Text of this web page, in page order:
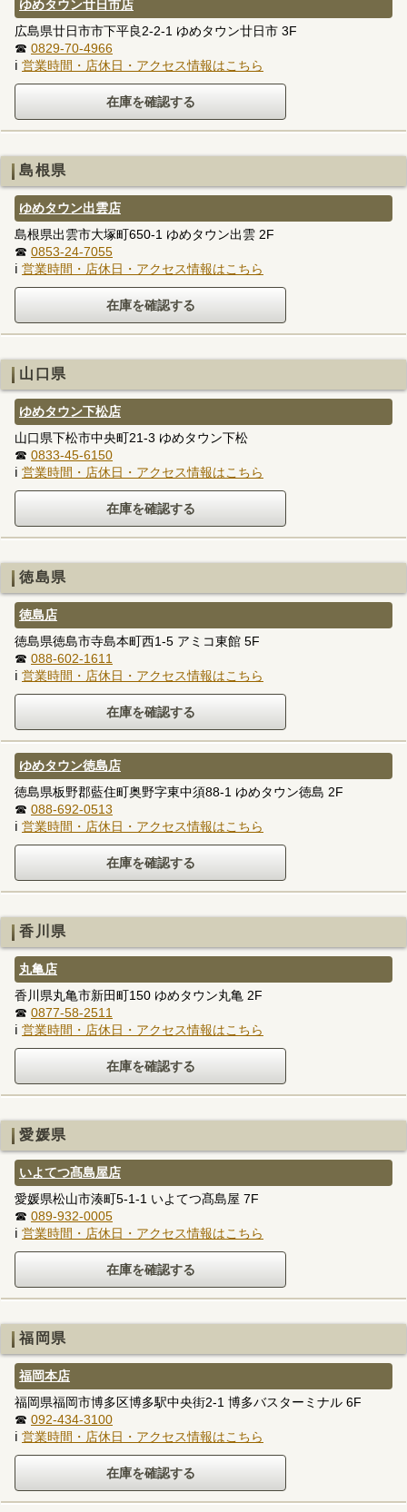
ゆめタウン廿日市店
広島県廿日市市下平良2-2-1 ゆめタウン廿日市 3F
☎ 0829-70-4966
ℹ 営業時間・店休日・アクセス情報はこちら
島根県
ゆめタウン出雲店
島根県出雲市大塚町650-1 ゆめタウン出雲 2F
☎ 0853-24-7055
ℹ 営業時間・店休日・アクセス情報はこちら
山口県
ゆめタウン下松店
山口県下松市中央町21-3 ゆめタウン下松
☎ 0833-45-6150
ℹ 営業時間・店休日・アクセス情報はこちら
徳島県
徳島店
徳島県徳島市寺島本町西1-5 アミコ東館 5F
☎ 088-602-1611
ℹ 営業時間・店休日・アクセス情報はこちら
ゆめタウン徳島店
徳島県板野郡藍住町奥野字東中須88-1 ゆめタウン徳島 2F
☎ 088-692-0513
ℹ 営業時間・店休日・アクセス情報はこちら
香川県
丸亀店
香川県丸亀市新田町150 ゆめタウン丸亀 2F
☎ 0877-58-2511
ℹ 営業時間・店休日・アクセス情報はこちら
愛媛県
いよてつ髙島屋店
愛媛県松山市湊町5-1-1 いよてつ髙島屋 7F
☎ 089-932-0005
ℹ 営業時間・店休日・アクセス情報はこちら
福岡県
福岡本店
福岡県福岡市博多区博多駅中央街2-1 博多バスターミナル 6F
☎ 092-434-3100
ℹ 営業時間・店休日・アクセス情報はこちら